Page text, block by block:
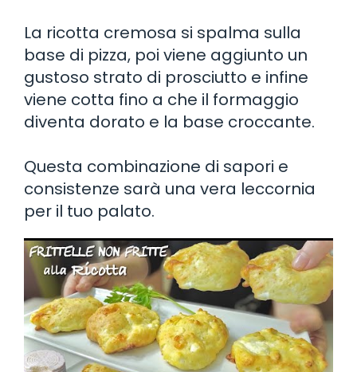
La ricotta cremosa si spalma sulla
base di pizza, poi viene aggiunto un
gustoso strato di prosciutto e infine
viene cotta fino a che il formaggio
diventa dorato e la base croccante.
Questa combinazione di sapori e
consistenze sarà una vera leccornia
per il tuo palato.